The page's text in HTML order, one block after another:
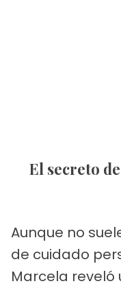
El secreto de belleza que reveló sin
Aunque no
de cuidado
Marcela reveló